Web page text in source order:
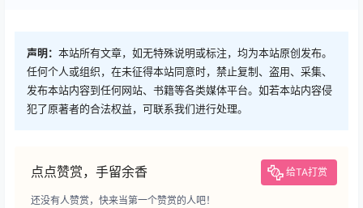
声明： 本站所有文章，如无特殊说明或标注，均为本站原创发布。
任何个人或组织，在未征得本站同意时，禁止复制、盗用、采集、
发布本站内容到任何网站、书籍等各类媒体平台。如若本站内容侵
犯了原著者的合法权益，可联系我们进行处理。
点点赞赏，手留余香 给TA打赏
还没有人赞赏，快来当第一个赞赏的人吧！